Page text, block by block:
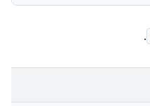
.